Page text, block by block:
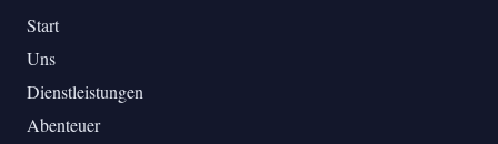
Start
Uns
Dienstleistungen
Abenteuer